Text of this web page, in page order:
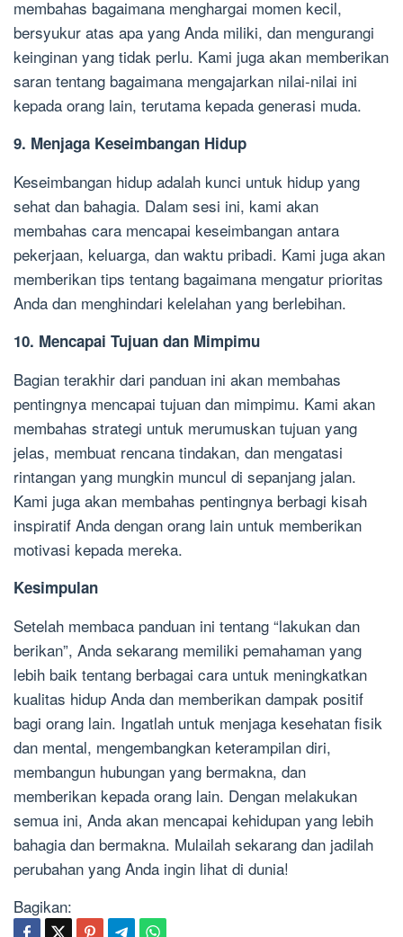
membahas bagaimana menghargai momen kecil,
bersyukur atas apa yang Anda miliki, dan mengurangi
keinginan yang tidak perlu. Kami juga akan memberikan
saran tentang bagaimana mengajarkan nilai-nilai ini
kepada orang lain, terutama kepada generasi muda.
9. Menjaga Keseimbangan Hidup
Keseimbangan hidup adalah kunci untuk hidup yang
sehat dan bahagia. Dalam sesi ini, kami akan
membahas cara mencapai keseimbangan antara
pekerjaan, keluarga, dan waktu pribadi. Kami juga akan
memberikan tips tentang bagaimana mengatur prioritas
Anda dan menghindari kelelahan yang berlebihan.
10. Mencapai Tujuan dan Mimpimu
Bagian terakhir dari panduan ini akan membahas
pentingnya mencapai tujuan dan mimpimu. Kami akan
membahas strategi untuk merumuskan tujuan yang
jelas, membuat rencana tindakan, dan mengatasi
rintangan yang mungkin muncul di sepanjang jalan.
Kami juga akan membahas pentingnya berbagi kisah
inspiratif Anda dengan orang lain untuk memberikan
motivasi kepada mereka.
Kesimpulan
Setelah membaca panduan ini tentang “lakukan dan
berikan”, Anda sekarang memiliki pemahaman yang
lebih baik tentang berbagai cara untuk meningkatkan
kualitas hidup Anda dan memberikan dampak positif
bagi orang lain. Ingatlah untuk menjaga kesehatan fisik
dan mental, mengembangkan keterampilan diri,
membangun hubungan yang bermakna, dan
memberikan kepada orang lain. Dengan melakukan
semua ini, Anda akan mencapai kehidupan yang lebih
bahagia dan bermakna. Mulailah sekarang dan jadilah
perubahan yang Anda ingin lihat di dunia!
Bagikan: